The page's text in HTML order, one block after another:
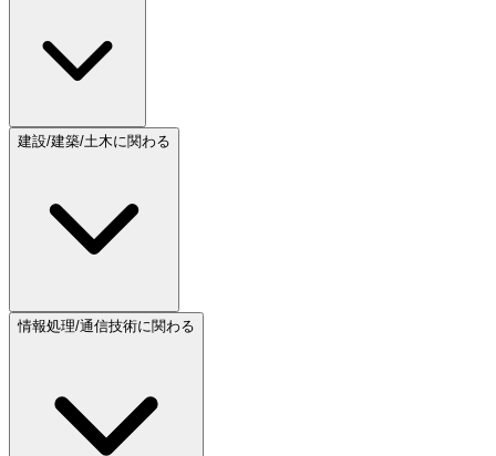
建設/建築/土木に関わる
情報処理/通信技術に関わる